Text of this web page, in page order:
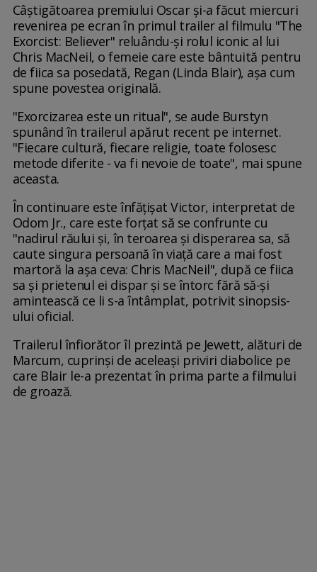
Câștigătoarea premiului Oscar și-a făcut miercuri
revenirea pe ecran în primul trailer al filmulu "The
Exorcist: Believer" reluându-și rolul iconic al lui
Chris MacNeil, o femeie care este bântuită pentru
de fiica sa posedată, Regan (Linda Blair), așa cum
spune povestea originală.
"Exorcizarea este un ritual", se aude Burstyn
spunând în trailerul apărut recent pe internet.
"Fiecare cultură, fiecare religie, toate folosesc
metode diferite - va fi nevoie de toate", mai spune
aceasta.
În continuare este înfățișat Victor, interpretat de
Odom Jr., care este forțat să se confrunte cu
"nadirul răului și, în teroarea și disperarea sa, să
caute singura persoană în viață care a mai fost
martoră la așa ceva: Chris MacNeil", după ce fiica
sa și prietenul ei dispar și se întorc fără să-și
amintească ce li s-a întâmplat, potrivit sinopsis-
ului oficial.
Trailerul înfiorător îl prezintă pe Jewett, alături de
Marcum, cuprinși de aceleași priviri diabolice pe
care Blair le-a prezentat în prima parte a filmului
de groază.